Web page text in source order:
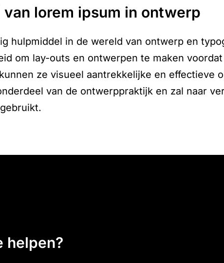
van lorem ipsum in ontwerp
hulpmiddel in de wereld van ontwerp en
om lay-outs en ontwerpen te maken
ze visueel aantrekkelijke en effectieve
van de ontwerppraktijk en zal naar
helpen?